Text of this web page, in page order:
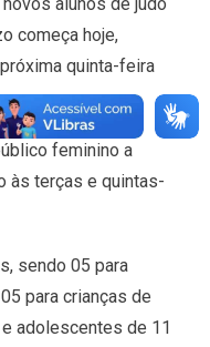
começa hoje,
quinta-feira
feminino a
às terças e quintas-
sendo 05 para
para crianças de
adolescentes de 11